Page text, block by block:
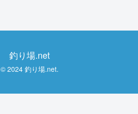
釣り場.net
© 2024 釣り場.net.